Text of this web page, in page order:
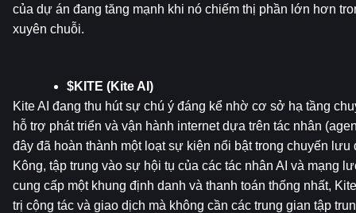
của dự án đang tăng mạnh khi nó chiếm thị phần lớn hơn
xuyên chuỗi.
$KITE (Kite AI)
Kite AI đang thu hút sự chú ý đáng kể nhờ cơ sở hạ tầng
hỗ trợ phát triển và vận hành internet dựa trên tác nhân
đây đã hoàn thành một loạt sự kiện nổi bật trong chuyến lưu
Kông, tập trung vào sự hội tụ của các tác nhân AI và mạng
cung cấp một khung định danh và thanh toán thống nhất,
trị cộng tác và giao dịch mà không cần các trung gian tập